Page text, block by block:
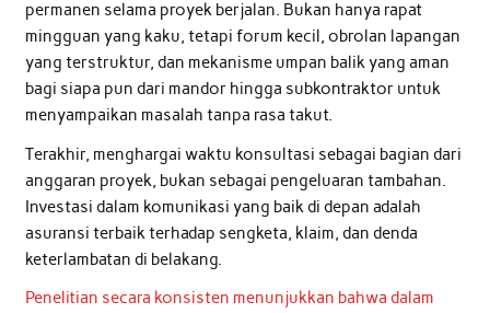
permanen selama proyek berjalan. Bukan hanya rapat
mingguan yang kaku, tetapi forum kecil, obrolan lapangan
yang terstruktur, dan mekanisme umpan balik yang aman
bagi siapa pun dari mandor hingga subkontraktor untuk
menyampaikan masalah tanpa rasa takut.
Terakhir, menghargai waktu konsultasi sebagai bagian dari
anggaran proyek, bukan sebagai pengeluaran tambahan.
Investasi dalam komunikasi yang baik di depan adalah
asuransi terbaik terhadap sengketa, klaim, dan denda
keterlambatan di belakang.
Penelitian secara konsisten menunjukkan bahwa dalam